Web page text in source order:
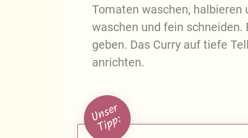
Tomaten waschen, halbieren
waschen und fein
geben. Das Curry auf tiefe
anrichten.
U
n
s
e
r
T
i
p
p
: